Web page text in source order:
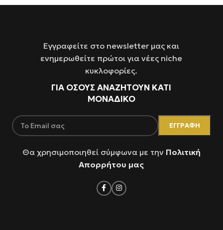
Εγγραφείτε στο newsletter μας και
ενημερωθείτε πρώτοι για νέες niche
κυκλοφορίες.
ΓΙΑ ΌΣΟΥΣ ΑΝΑΖΗΤΟΥΝ ΚΑΤΙ
ΜΟΝΑΔΙΚΟ
Θα χρησιμοποιηθεί σύμφωνα με την Πολιτική
Απορρήτου μας